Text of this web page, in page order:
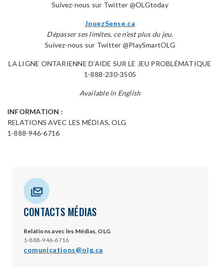
Suivez-nous sur Twitter @OLGtoday
JouezSense.ca
Dépasser ses limites, ce n’est plus du jeu.
Suivez-nous sur Twitter @PlaySmartOLG
LA LIGNE ONTARIENNE D’AIDE SUR LE JEU PROBLÉMATIQUE
1-888-230-3505
Available in English
INFORMATION :
RELATIONS AVEC LES MÉDIAS, OLG
1-888-946-6716
CONTACTS MÉDIAS
Relations avec les Médias, OLG
1-888-946-6716
comunications@olg.ca